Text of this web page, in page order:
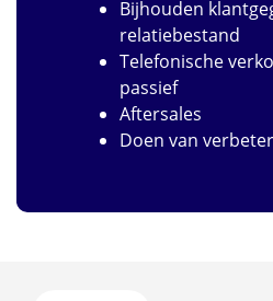
Bijhouden
relatiebestand
Telefonische
passief
Aftersales
Doen van